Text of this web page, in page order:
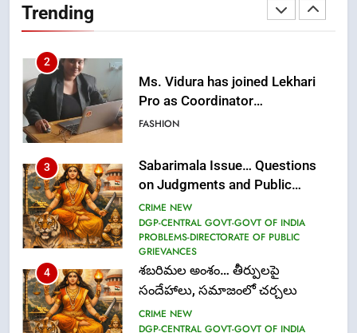
Trending
3
Sabarimala Issue… Questions
on Judgments and Public
CRIME NEW
DGP-CENTRAL GOVT-GOVT OF INDIA
GRIEVANCES
4
శబరిమల అంశం… తీర్పులపై
CRIME NEW
DGP-CENTRAL GOVT-GOVT OF INDIA
PROBLEMS-DIRECTORATE OF PUBLIC
GRIEVANCES
5
ఉగాది 2026 – శ్రీ పరాభవ నామ
సంవత్సరం విశిష్టత